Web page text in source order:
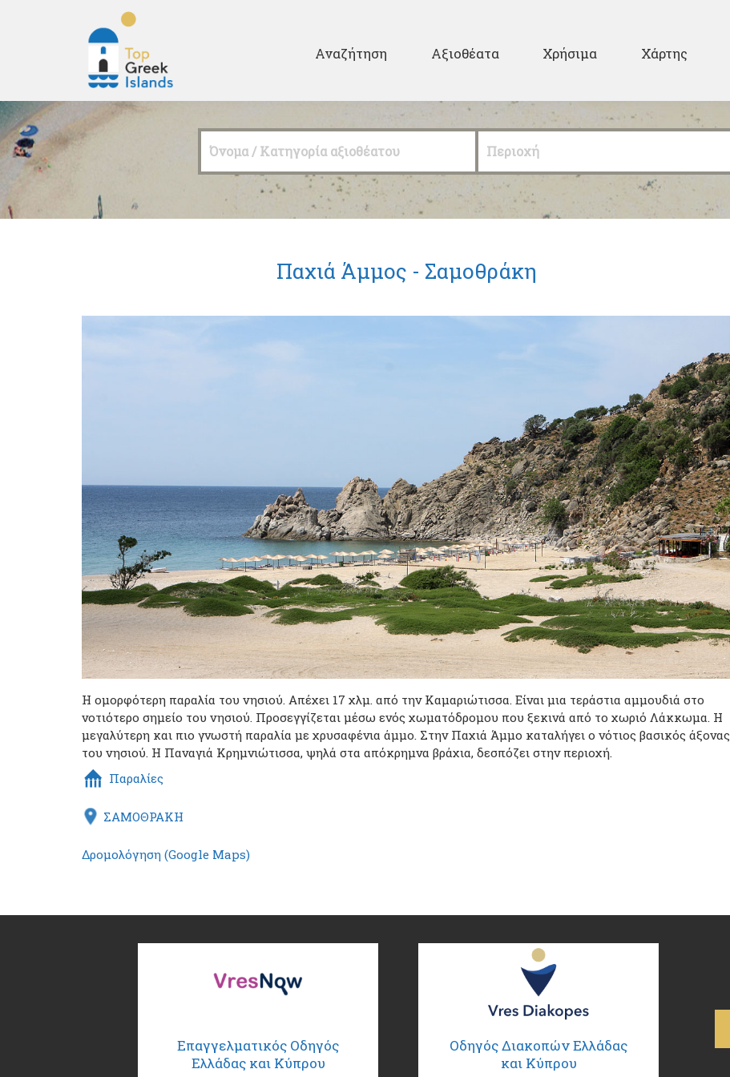
Top
Greek
Secondary
Αναζήτηση Αξιοθέατα Χρήσιμα Χάρτης
Όνομα / Κατηγορία αξιοθέατου Περιοχή
Παχιά Άμμος - Σαμοθράκη
Η ομορφότερη παραλία του νησιού. Απέχει 17 χλμ. από την Καμαριώτισσα. Είναι μια τεράστια αμμουδιά στο
νοτιότερο σημείο του νησιού. Προσεγγίζεται μέσω ενός χωματόδρομου που ξεκινά από το χωριό Λάκκωμα. Η
μεγαλύτερη και πιο γνωστή παραλία με χρυσαφένια άμμο. Στην Παχιά Άμμο καταλήγει ο νότιος βασικός άξονας
του νησιού. Η Παναγιά Κρημνιώτισσα, ψηλά στα απόκρημνα βράχια, δεσπόζει στην περιοχή.
Παραλίες
ΣΑΜΟΘΡΑΚΗ
Δρομολόγηση (Google Maps)
Επαγγελματικός Οδηγός
Ελλάδας και Κύπρου
Οδηγός Διακοπών Ελλάδας
και Κύπρου